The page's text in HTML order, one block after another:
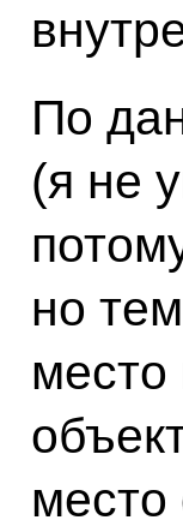
По
(я не
но
место
место